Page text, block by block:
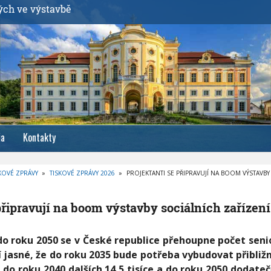
ve výstavbě
Kontakty
ZPRÁVY » TISKOVÉ ZPRÁVY 2026 »
PROJEKTANTI SE PŘIPRAVUJÍ NA BOOM
na boom výstavby sociálních
roku 2050 se v České republice přehoupne počet
že do roku 2035 bude potřeba vybudovat